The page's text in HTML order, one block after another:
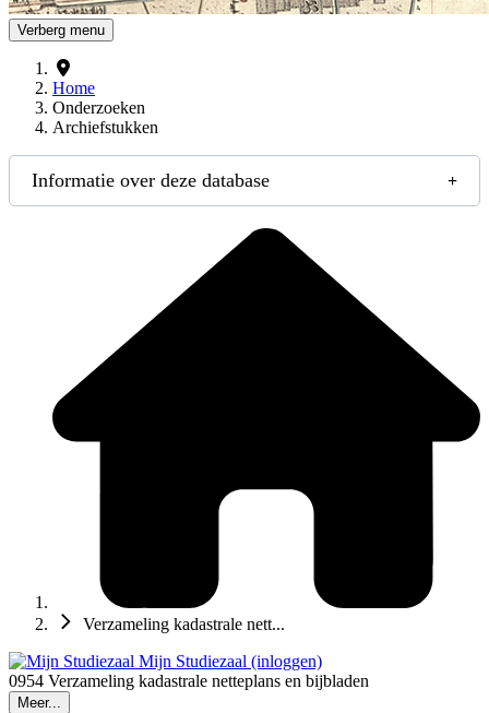
Verberg menu
Home
Onderzoeken
Archiefstukken
Informatie over deze database
Verzameling kadastrale nett...
Mijn Studiezaal (inloggen)
0954 Verzameling kadastrale netteplans en bijbladen
Meer...